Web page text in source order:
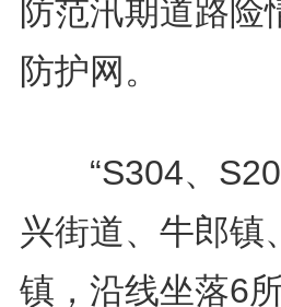
防范汛期道路险
防护网。
“S304、
兴街道、牛郎镇
镇，沿线坐落6